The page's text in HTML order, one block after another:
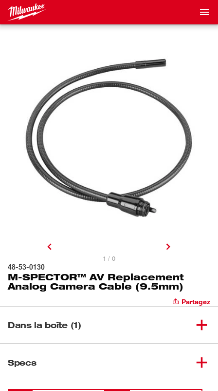
1 / 0
48-53-0130
M-SPECTOR™ AV Replacement
Analog Camera Cable (9.5mm)
Partagez
Dans la boîte (1)
(1)
Specs
Chargement